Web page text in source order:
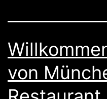
von